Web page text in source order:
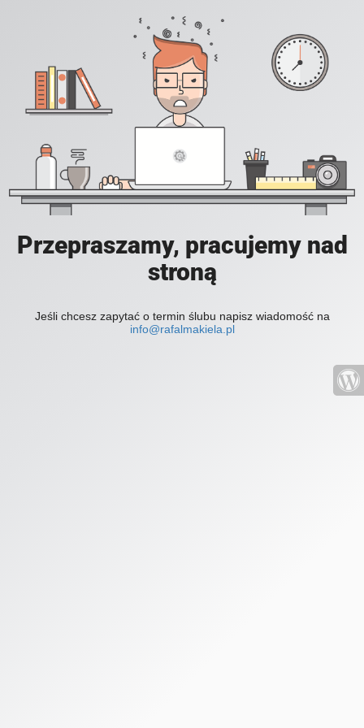
Przepraszamy, pracujemy nad
stroną
Jeśli chcesz zapytać o termin ślubu napisz wiadomość na
info@rafalmakiela.pl